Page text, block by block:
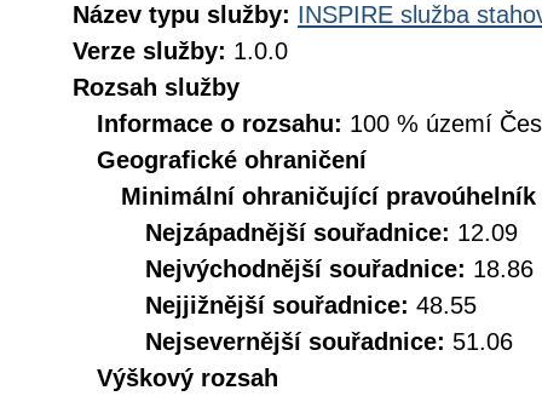
Název typu služby: INSPIRE služba
Verze služby: 1.0.0
Rozsah služby
Informace o rozsahu: 100 % území
Geografické ohraničení
Minimální ohraničující pravoúhelník
Nejzápadnější souřadnice: 12.09
Nejvýchodnější souřadnice: 18.86
Nejjižnější souřadnice: 48.55
Nejsevernější souřadnice: 51.06
Výškový rozsah